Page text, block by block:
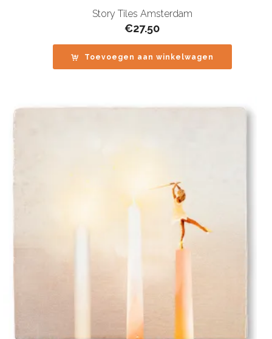
Story Tiles Amsterdam
€27.50
Toevoegen aan winkelwagen